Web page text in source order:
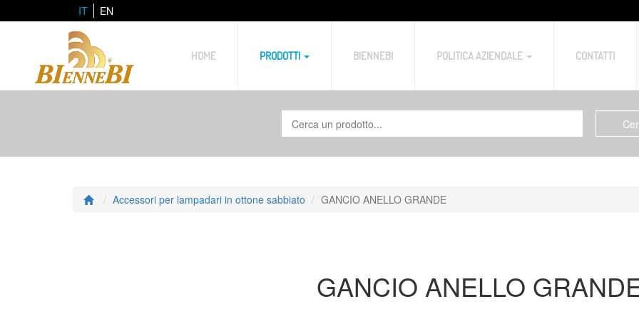
IT EN
HOME PRODOTTI BIENNEBI POLITICA AZIENDALE CONTATTI
Accessori per lampadari in ottone sabbiato GANCIO ANELLO GRANDE
GANCIO ANELLO